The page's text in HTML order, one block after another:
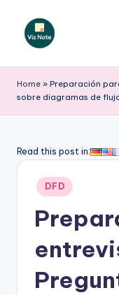
Saltar
iz
N
t
ni
Home » Preparación
sobre diagramas de
Read this post in:
Publicado
en
DFD